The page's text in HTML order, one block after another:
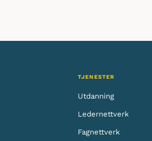
TJENESTER
Utdanning
Ledernettverk
Fagnettverk